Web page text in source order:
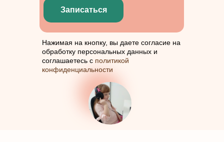
Записаться
Нажимая на кнопку, вы даете согласие на
обработку персональных данных и
соглашаетесь с политикой
конфиденциальности